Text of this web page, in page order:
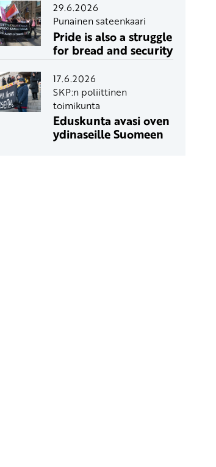
29.6.2026
Punainen sateenkaari
Pride is also a struggle
for bread and security
17.6.2026
SKP:n poliittinen
toimikunta
Eduskunta avasi oven
ydinaseille Suomeen